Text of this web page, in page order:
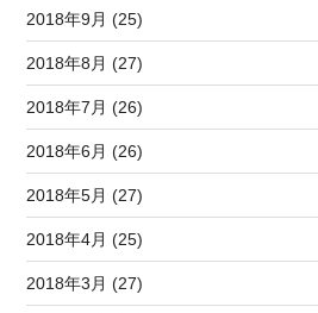
2018年9月 (25)
2018年8月 (27)
2018年7月 (26)
2018年6月 (26)
2018年5月 (27)
2018年4月 (25)
2018年3月 (27)